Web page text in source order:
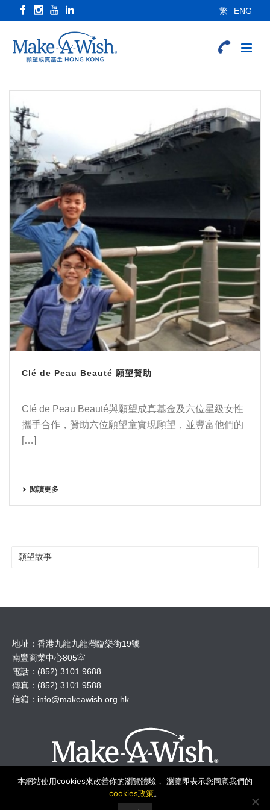
繁 ENG
Clé de Peau Beauté 願望贊助
Clé de Peau Beauté與願望成真基金及六位星級女性
攜手合作，贊助六位願望童實現願望，並豐富他們的
[…]
閱讀更多
願望故事
地址：香港九龍九龍灣臨樂街19號
南豐商業中心805室
電話：(852) 3101 9688
傳真：(852) 3101 9588
信箱： info@makeawish.org.hk
本網站使用cookies來改善你的瀏覽體驗， 瀏覽即表示您同意我們的
cookies政策。